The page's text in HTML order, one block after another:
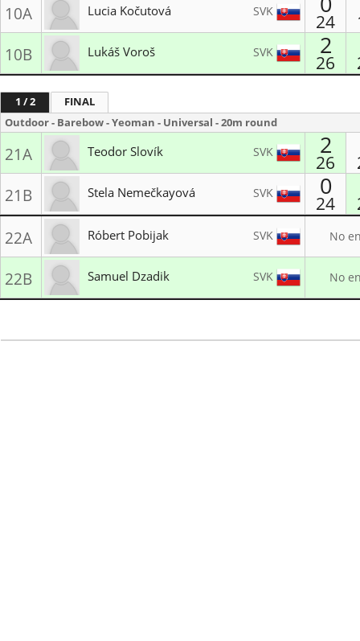
10A Lucia Kočutová SVK 24
10B Lukáš Voroš
Lukostrelecký klub Bratislava
SVK 2
26
1 / 2
FINAL
Outdoor - Barebow - Yeoman - Universal - 20m round
21A Teodor Slovík SVK 2
26
21B Stela Nemečkayová
Lukostrelecký klub Bratislava
SVK 0
24
22A Róbert Pobijak SVK No
22B Samuel Dzadik
LK Lukostreľba Svit
SVK No